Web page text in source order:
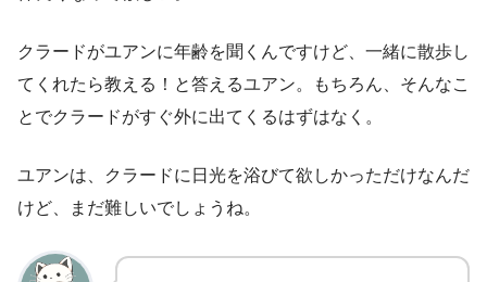
クラードがユアンに年齢を聞くんですけど、一緒に散歩し
てくれたら教える！と答えるユアン。もちろん、そんなこ
とでクラードがすぐ外に出てくるはずはなく。
ユアンは、クラードに日光を浴びて欲しかっただけなんだ
けど、まだ難しいでしょうね。